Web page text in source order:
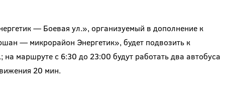
— Боевая ул.», организуемый в дополнение к
— микрорайон Энергетик», будет подвозить к
маршруте с 6:30 до 23:00 будут работать два автобуса
20 мин.